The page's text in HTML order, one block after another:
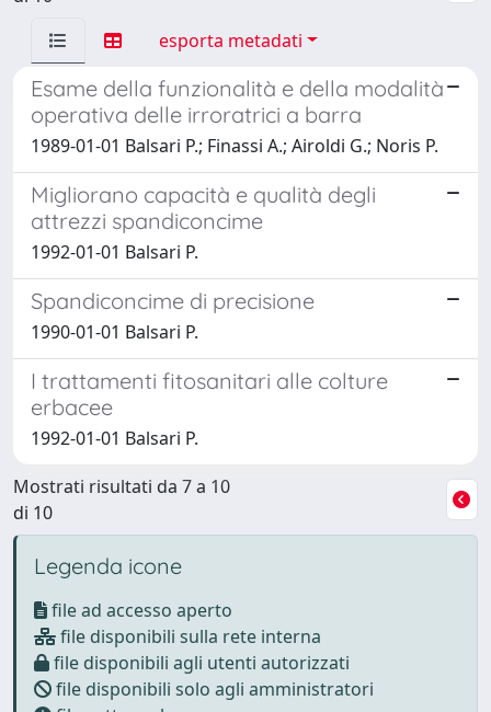
esporta metadati
Esame della funzionalità e della modalità
operativa delle irroratrici a barra
1989-01-01 Balsari P.; Finassi A.; Airoldi G.; Noris P.
Migliorano capacità e qualità degli
attrezzi spandiconcime
1992-01-01 Balsari P.
Spandiconcime di precisione
1990-01-01 Balsari P.
I trattamenti fitosanitari alle colture
erbacee
1992-01-01 Balsari P.
Mostrati risultati da 7 a 10
di 10
Legenda icone
file ad accesso aperto
file disponibili sulla rete interna
file disponibili agli utenti autorizzati
file disponibili solo agli amministratori